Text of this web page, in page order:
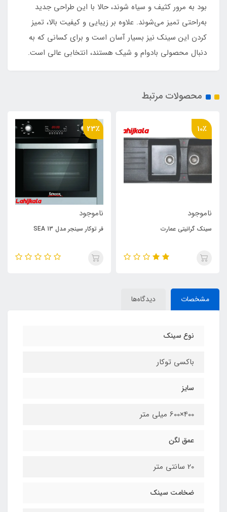
بود به مرور کثیف و سیاه شوند، حالا با این طراحی جدید
به‌راحتی تمیز می‌شوند. علاوه بر زیبایی و کیفیت بالا، تمیز
کردن این سینک نیز بسیار آسان است و برای کسانی که به
دنبال محصولی بادوام و شیک هستند، انتخابی عالی است.
محصولات مرتبط
10٪
ناموجود
سینک گرانیتی عمارت
23٪
ناموجود
فر توکار سینجر مدل SEA 13
مشخصات دیدگاه‌ها
نوع سینک
باکسی توکار
سایز
400×600 میلی متر
عمق لگن
20 سانتی متر
ضخامت سینک